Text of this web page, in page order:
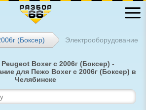
(Боксер) Электрооборудование
Boxer с 2006г (Боксер) -
для Пежо Boxer с 2006г (Боксер) в
Челябинске